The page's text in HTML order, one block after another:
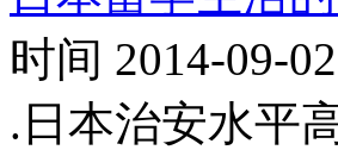
时间 2014-09-02
.日本治安水平